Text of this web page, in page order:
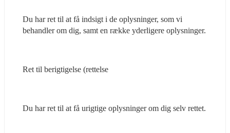
Du har ret til at få indsigt i de oplysninger, som vi
behandler om dig, samt en række yderligere oplysninger.
Ret til berigtigelse (rettelse
Du har ret til at få urigtige oplysninger om dig selv rettet.